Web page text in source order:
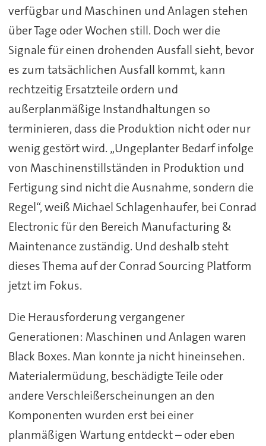
verfügbar und Maschinen und Anlagen stehen
über Tage oder Wochen still. Doch wer die
Signale für einen drohenden Ausfall sieht, bevor
es zum tatsächlichen Ausfall kommt, kann
rechtzeitig Ersatzteile ordern und
außerplanmäßige Instandhaltungen so
terminieren, dass die Produktion nicht oder nur
wenig gestört wird. „Ungeplanter Bedarf infolge
von Maschinenstillständen in Produktion und
Fertigung sind nicht die Ausnahme, sondern die
Regel“, weiß Michael Schlagenhaufer, bei Conrad
Electronic für den Bereich Manufacturing &
Maintenance zuständig. Und deshalb steht
dieses Thema auf der Conrad Sourcing Platform
jetzt im Fokus.
Die Herausforderung vergangener
Generationen: Maschinen und Anlagen waren
Black Boxes. Man konnte ja nicht hineinsehen.
Materialermüdung, beschädigte Teile oder
andere Verschleißerscheinungen an den
Komponenten wurden erst bei einer
planmäßigen Wartung entdeckt – oder eben